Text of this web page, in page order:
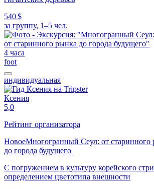
540 $
за группу, 1–5 чел.
4 часа
foot
индивидуальная
Ксения
5,0
Рейтинг организатора
НовоеМногогранный Сеул: от старинного
до города будущего
С погружением в культуру корейского
определением цветотипа внешности